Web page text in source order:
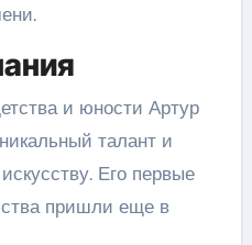
и юности Артур
талант и
Его первые
пришли еще в